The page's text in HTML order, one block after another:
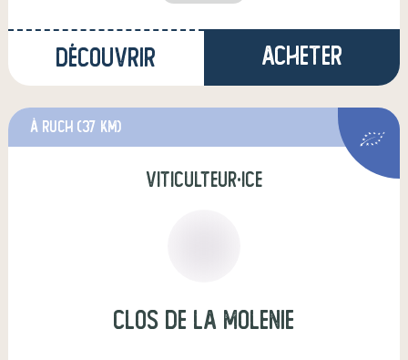
Découvrir Acheter
à Ruch (37 km)
viticulteur·ice
clos de la molenie